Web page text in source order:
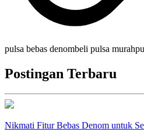
pulsa bebas denombeli pulsa murah
Postingan Terbaru
Nikmati Fitur Bebas Denom untuk